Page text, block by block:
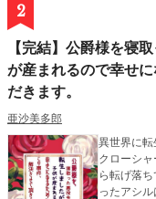
2
【完結】公爵様を寝
が産まれるので幸せ
だきます。
亜沙美多郎
異世界に転
クローシ
ら転げ落
ったアシ